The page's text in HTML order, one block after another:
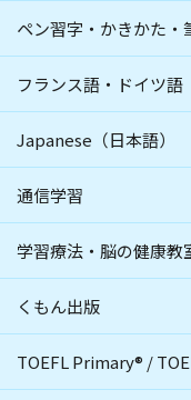
ペン習字・かきかた・
フランス語・ドイツ語
Japanese（日本語）
通信学習
学習療法・脳の健康
くもん出版
TOEFL Primary® /